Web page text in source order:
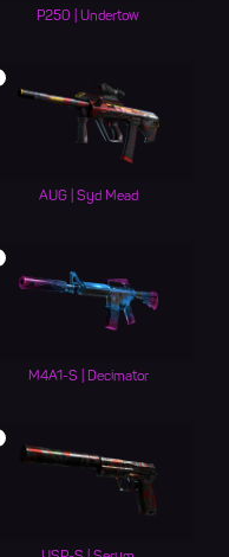
P250 | Undertow
AUG | Syd Mead
M4A1-S | Decimator